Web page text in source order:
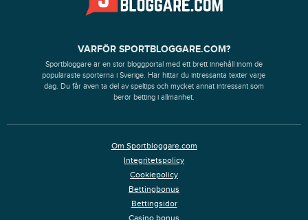
VARFÖR SPORTBLOGGARE.COM?
Sportbloggare är en stor bloggportal med ett brett innehåll inom de
populäraste sporterna i Sverige. Här hittar du intressanta texter varje
dag. Du får även ta del av speltips och mycket annat intressant som
berör betting i allmänhet.
Om Sportbloggare.com
Integritetspolicy
Cookiepolicy
Bettingbonus
Bettingsidor
Casino bonus